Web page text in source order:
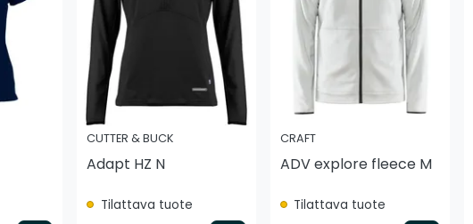
CUTTER & BUCK
Adapt HZ N
Tilattava tuote
CRAFT
ADV explore fleece M
Tilattava tuote